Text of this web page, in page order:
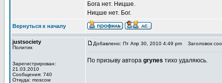
Бога нет. Ницше.
Ницше нет. Бог.
Вернуться к началу
justsociety
Политик
Зарегистрирован:
21.03.2010
Сообщения: 740
Откуда: moscow
Добавлено: Пт Апр 30, 2010 4:49 pm Заголовок
По призыву автора grynes тихо удаляюсь.